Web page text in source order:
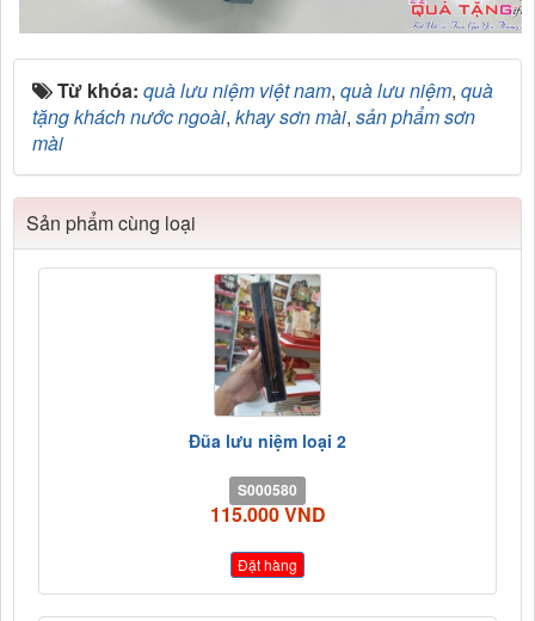
Từ khóa: quà lưu niệm việt nam, quà lưu niệm, quà
tặng khách nước ngoài, khay sơn mài, sản phẩm sơn
mài
Sản phẩm cùng loại
Đũa lưu niệm loại 2
S000580
115.000 VND
Đặt hàng